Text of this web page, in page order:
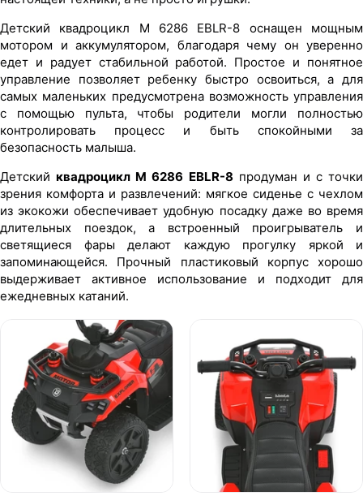
Детский квадроцикл M 6286 EBLR-8 оснащен мощным
мотором и аккумулятором, благодаря чему он уверенно
едет и радует стабильной работой. Простое и понятное
управление позволяет ребенку быстро освоиться, а для
самых маленьких предусмотрена возможность управления
с помощью пульта, чтобы родители могли полностью
контролировать процесс и быть спокойными за
безопасность малыша.
Детскийквадроцикл M 6286 EBLR-8 продуман и с точки
зрения комфорта и развлечений: мягкое сиденье с чехлом
из экокожи обеспечивает удобную посадку даже во время
длительных поездок, а встроенный проигрыватель и
светящиеся фары делают каждую прогулку яркой и
запоминающейся. Прочный пластиковый корпус хорошо
выдерживает активное использование и подходит для
ежедневных катаний.